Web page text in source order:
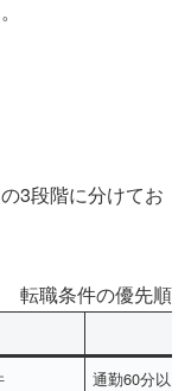
3段階に分けてお
転職条件の優先順位
通勤60分以